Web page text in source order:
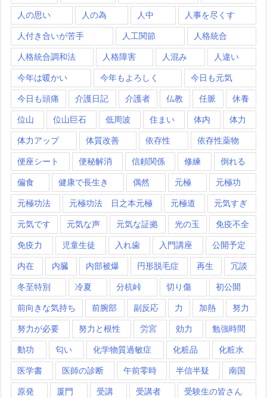
人の思い 人の為 人中 人事を尽くす
人付き合いが苦手 人工関節 人格統合
人格統合調和法 人格障害 人混み 人違い
今年は暖かい 今年もよろしく 今日も元気
今日も頭痛 介護日記 介護者 仏教 任脈 休養
位山 位山巨石 低周波 住まい 体内 体力
体力アップ 体質改善 依存性 依存性薬物
便座シート 便秘解消 信頼関係 修練 倒れる
偏食 健康で長生き 偶然 元極 元極功
元極功法 元極功法 日之本元極 元極道 元気すぎ
元気です 元気な声 元気な証拠 光の玉 免疫不全
免疫力 児童生徒 入れ歯 入門講座 公開予定
内在 内臓 内部被爆 円形脱毛症 再生 冗談
冬至特別 冷夏 分杭峠 切り傷 初公開
前向きな気持ち 前腕部 副反応 力 加熱 努力
努力が必要 努力と根性 労宮 効力 勉強時間
動功 匂い 化学物質過敏症 化粧品 化粧水
医学書 医師の診断 午前零時 半信半疑 南国
原発 厦門 受講 受講者 受験生の皆さん